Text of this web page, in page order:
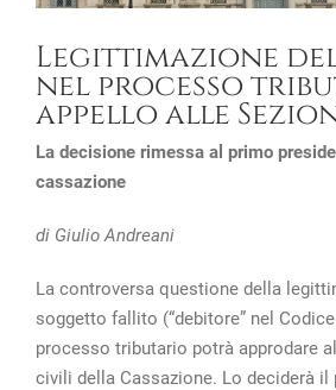
Legittimazione
nel processo
appello alle
La decisione rimessa al primo
cassazione
di Giulio Andreani
La controversa questione della
soggetto fallito (“debitore” nel
processo tributario potrà approdare
civili della Cassazione. Lo deciderà il